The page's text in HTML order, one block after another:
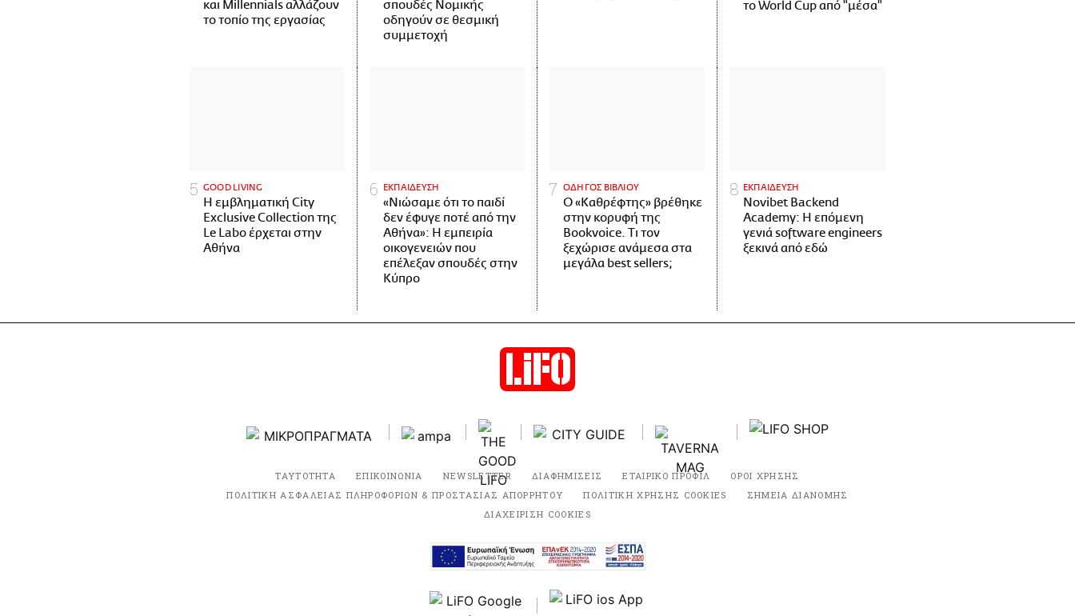
και Millennials αλλάζουν
το τοπίο της εργασίας
σπουδές Νομικής
οδηγούν σε θεσμική
συμμετοχή
το World Cup από "μέσα"
GOOD LIVING
Η εμβληματική City
Exclusive Collection της
Le Labo έρχεται στην
Αθήνα
ΕΚΠΑΙΔΕΥΣΗ
«Νιώσαμε ότι το παιδί
δεν έφυγε ποτέ από την
Αθήνα»: Η εμπειρία
οικογενειών που
επέλεξαν σπουδές στην
Κύπρο
ΟΔΗΓΟΣ ΒΙΒΛΙΟΥ
Ο «Καθρέφτης» βρέθηκε
στην κορυφή της
Bookvoice. Τι τον
ξεχώρισε ανάμεσα στα
μεγάλα best sellers;
ΕΚΠΑΙΔΕΥΣΗ
Novibet Backend
Academy: Η επόμενη
γενιά software engineers
ξεκινά από εδώ
ΤΑΥΤΟΤΗΤΑ ΕΠΙΚΟΙΝΩΝΙΑ NEWSLETTER ΔΙΑΦΗΜΙΣΕΙΣ ΕΤΑΙΡΙΚΟ ΠΡΟΦΙΛ
ΟΡΟΙ ΧΡΗΣΗΣ
ΠΟΛΙΤΙΚΗ ΑΣΦΑΛΕΙΑΣ ΠΛΗΡΟΦΟΡΙΩΝ & ΠΡΟΣΤΑΣΙΑΣ ΑΠΟΡΡΗΤΟΥ
ΠΟΛΙΤΙΚΗ ΧΡΗΣΗΣ COOKIES
ΣΗΜΕΙΑ ΔΙΑΝΟΜΗΣ
ΔΙΑΧΕΙΡΙΣΗ COOKIES